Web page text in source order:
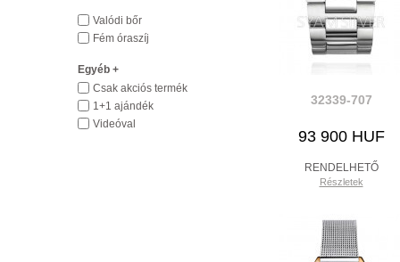
Valódi bőr
Fém óraszíj
Egyéb +
Csak akciós termék
1+1 ajándék
Videóval
32339-707
93 900 HUF
RENDELHETŐ
Részletek